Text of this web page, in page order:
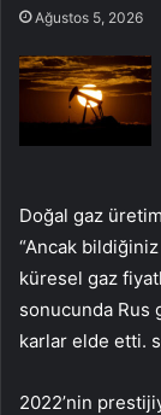
Ağustos 5, 2026
Doğal gaz
“Ancak
küresel gaz
sonucunda Rus
karlar elde etti.
2022’nin